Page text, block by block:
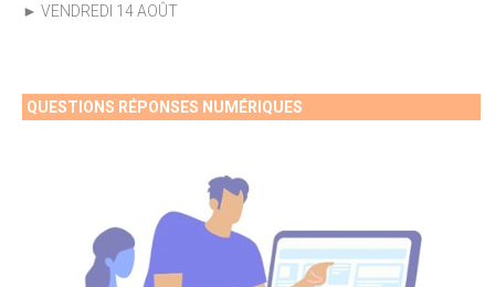
► VENDREDI 14 AOÛT
QUESTIONS RÉPONSES NUMÉRIQUES